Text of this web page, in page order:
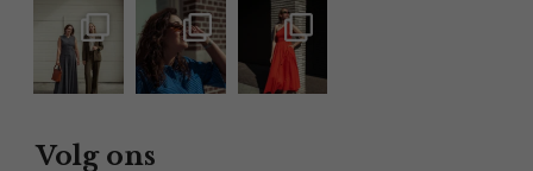
Volg ons